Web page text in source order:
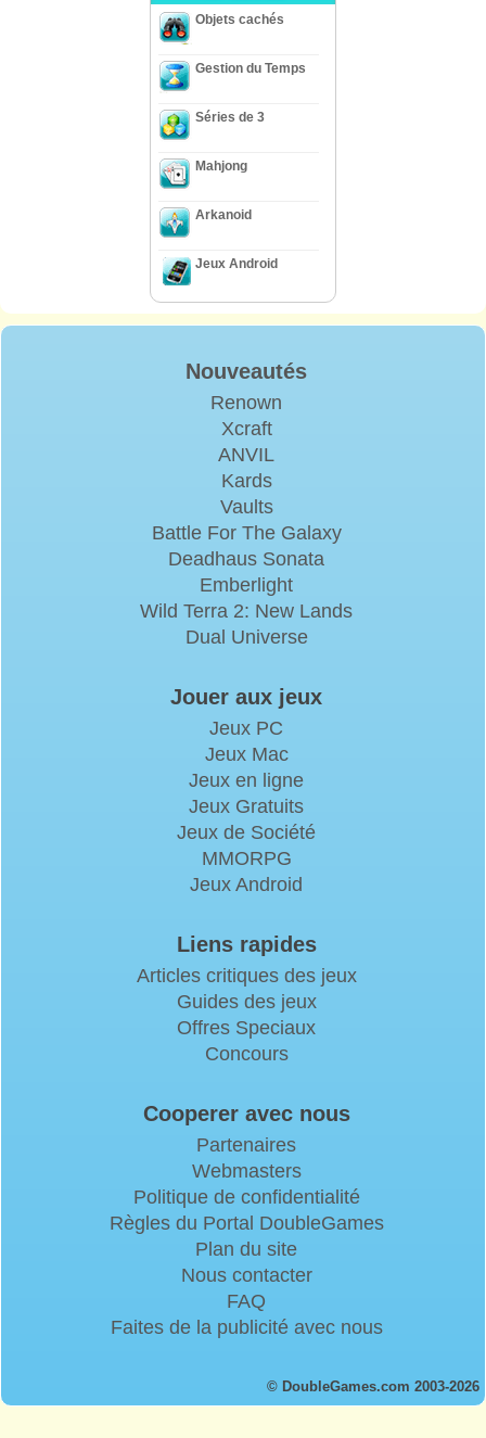
Objets cachés
Gestion du Temps
Séries de 3
Mahjong
Arkanoid
Jeux Android
Nouveautés
Renown
Xcraft
ANVIL
Kards
Vaults
Battle For The Galaxy
Deadhaus Sonata
Emberlight
Wild Terra 2: New Lands
Dual Universe
Jouer aux jeux
Jeux PC
Jeux Mac
Jeux en ligne
Jeux Gratuits
Jeux de Société
MMORPG
Jeux Android
Liens rapides
Articles critiques des jeux
Guides des jeux
Offres Speciaux
Concours
Cooperer avec nous
Partenaires
Webmasters
Politique de confidentialité
Règles du Portal DoubleGames
Plan du site
Nous contacter
FAQ
Faites de la publicité avec nous
© DoubleGames.com 2003-2026